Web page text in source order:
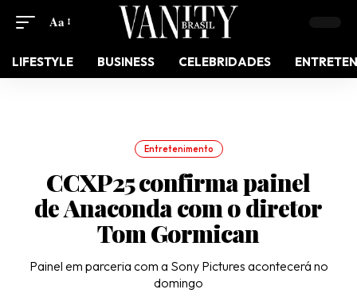
Aa
LIFESTYLE BUSINESS CELEBRIDADES
Entretenimento
CCXP25 confirma painel
de Anaconda com o diretor
Tom Gormican
Painel em parceria com a Sony Pictures acontecerá no
domingo